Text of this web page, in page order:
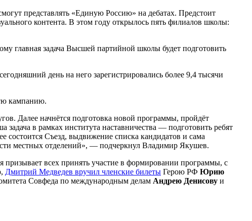
представлять «Единую Россию» на дебатах. Предстоит
контента. В этом году открылось пять филиалов школы:
главная задача Высшей партийной школы будет подготовить
день на него зарегистрировались более 9,4 тысячи
кампанию.
Далее начнётся подготовка новой программы, пройдёт
в рамках института наставничества — подготовить ребят
Съезд, выдвижение списка кандидатов и сама
местных отделений», — подчеркнул Владимир Якушев.
призывает всех принять участие в формировании программы, с
Дмитрий Медведев вручил членские билеты Герою РФ Юрию
Совфеда по международным делам Андрею Денисову и